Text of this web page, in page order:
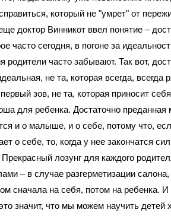
который не "умрет" от
доктор Винникот ввел понятие –
часто сегодня, в погоне за
родители часто забывают. Так вот,
не та, которая всегда, всегда
зов, не та, которая приносит
для ребенка. Достаточно преданная
и о малыше, и о себе, потому что,
о себе, то, когда у нее закончатся
Прекрасный лозунг для каждого
– в случае разгерметизации
сначала на себя, потом на ребенка. И
значит, что мы можем научить